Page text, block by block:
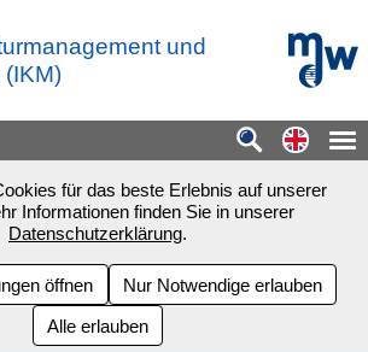
mdw -
für das beste Erlebnis auf unserer
Informationen finden Sie in unserer
Datenschutzerklärung.
öffnen
Nur Notwendige erlauben
Alle erlauben